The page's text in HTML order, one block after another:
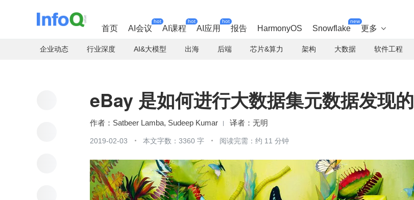
首页 AI会议
hot
AI课程
hot
AI应用
hot
报告 HarmonyOS Snowflake
new
更多 
企业动态 行业深度 AI&大模型 出海 后端 芯片&算力 架构 大数据 软件工程
eBay 是如何进行大数据集元数据发现的
作者：Satbeer Lamba, Sudeep Kumar 无明
2019-02-03 本文字数：3360 字 阅读完需：约 11 分钟